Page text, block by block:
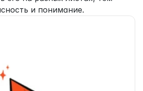
и понимание.